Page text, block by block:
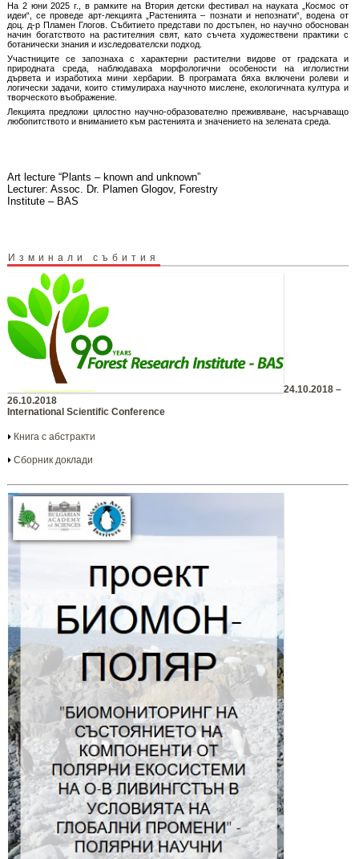
На 2 юни 2025 г., в рамките на Втория детски фестивал на науката „Космос от
идеи“, се проведе арт-лекцията „Растенията – познати и непознати“, водена от
доц. д-р Пламен Глогов. Събитието представи по достъпен, но научно обоснован
начин богатството на растителния свят, като съчета художествени практики с
ботанически знания и изследователски подход.
Участниците се запознаха с характерни растителни видове от градската и
природната среда, наблюдаваха морфологични особености на иглолистни
дървета и изработиха мини хербарии. В програмата бяха включени ролеви и
логически задачи, които стимулираха научното мислене, екологичната култура и
творческото въображение.
Лекцията предложи цялостно научно-образователно преживяване, насърчаващо
любопитството и вниманието към растенията и значението на зелената среда.
Art lecture “Plants – known and unknown”
Lecturer: Assoc. Dr. Plamen Glogov, Forestry
Institute – BAS
Изминали събития
24.10.2018 –
26.10.2018
International Scientific Conference
Книга с абстракти
Сборник доклади